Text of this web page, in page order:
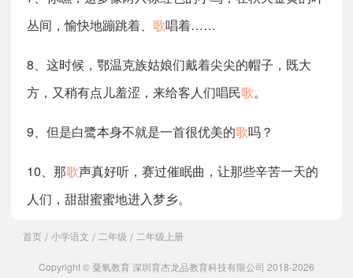
丛间，愉快地蹦跳着、 歌唱着……
8、这时候，鄂温克族姑娘们戴着尖尖的帽子，既大
方，又稍有点儿羞涩，来给客人们唱民歌。
9、但是白鹭本身不就是一首很优美的歌吗？
10、那歌声真好听，赛过催眠曲，让那些辛苦一天的
人们，甜甜蜜蜜地进入梦乡。
首页 / 小学语文 / 二年级 / 二年级上册
Copyright © 粟氧教育 深圳育杰龙品教育科技有限公司 2018-2026